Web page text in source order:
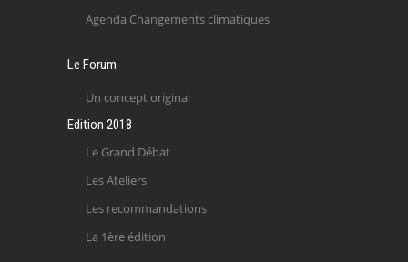
Agenda Changements climatiques
Le Forum
Un concept original
Edition 2018
Le Grand Débat
Les Ateliers
Les recommandations
La 1ère édition